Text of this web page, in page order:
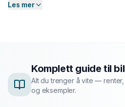
Banker i
tilbud og finne det som passer
Slik fungerer
Les mer
Komplett guide til
Alt du trenger å vite — renter,
og eksempler.